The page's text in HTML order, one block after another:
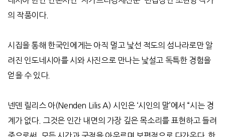
의 작품이다.
시집을 통해 한국인에게는 아직 멀고 낯선 적도의 섬나라로만 알
려진 인도네시아를 시와 사진으로 만나는 낯설고 독특한 경험을
얻을 수 있다.
넨덴 릴리스 아(Nenden Lilis A) 시인은 ‘시인의 말’에서 “시는 경
계가 없다. 그것은 인간 내면의 가장 깊은 목소리를 표현하고 들려